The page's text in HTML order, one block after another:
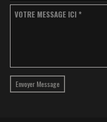
VOTRE MESSAGE ICI *
Envoyer Message